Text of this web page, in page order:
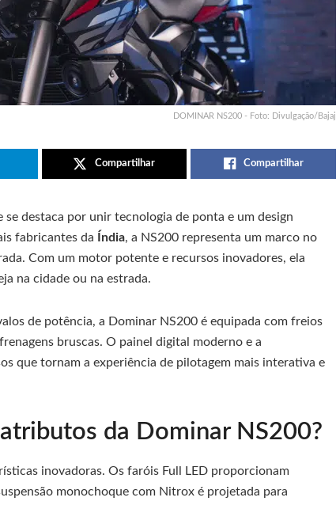
DOMINAR NS200 - Foto: Divulgação/Bajaj
Compartilhar Compartilhar
se destaca por unir tecnologia de ponta e um design
fabricantes da Índia, a NS200 representa um marco no
Com um motor potente e recursos inovadores, ela
na cidade ou na estrada.
de potência, a Dominar NS200 é equipada com freios
bruscas. O painel digital moderno e a
que tornam a experiência de pilotagem mais interativa e
da Dominar NS200?
inovadoras. Os faróis Full LED proporcionam
monochoque com Nitrox é projetada para